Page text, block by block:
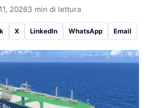
20263 min di lettura
X LinkedIn WhatsApp Email